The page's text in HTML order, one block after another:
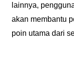
lainnya,
akan membantu
poin utama dari